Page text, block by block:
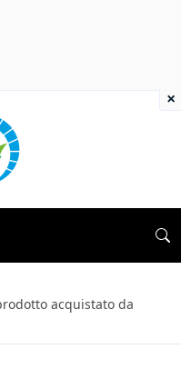
acquistato da
×